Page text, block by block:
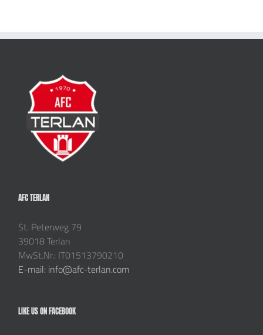
AFC TERLAN
St. Peterweg 79
39018 Terlan
MwSt.Nr.: IT01513790210
E-mail: info@afc-terlan.com
LIKE US ON FACEBOOK